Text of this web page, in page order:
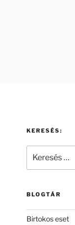
KERESÉS:
következő
BLOGTÁR
Birtokos eset